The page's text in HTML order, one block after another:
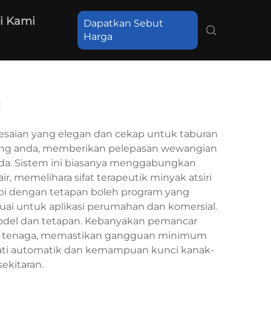
Kami
Dapatkan Sebut
Harga
yang elegan dan cekap untuk taburan
anda, memberikan pelepasan wewangian
Sistem ini biasanya menggabungkan
memelihara sifat terapeutik minyak atsiri
dengan tetapan boleh program yang
untuk aplikasi perumahan dan komersial.
dan tetapan. Kebanyakan pemancar
memastikan gangguan minimum
automatik dan kemampuan kunci kanak-